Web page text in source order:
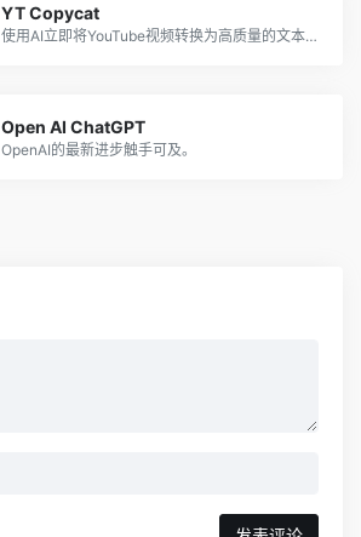
YT Copycat
使用AI立即将YouTube视频转换为高质量的文本内容。
Open AI ChatGPT
OpenAI的最新进步触手可及。